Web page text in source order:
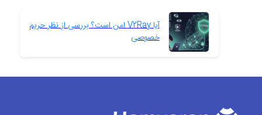
آیا V2Ray امن است؟ بررسی از نظر حریم
خصوصی